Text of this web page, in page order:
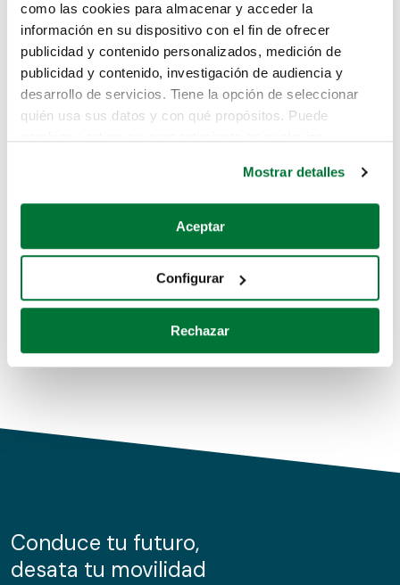
como las cookies para almacenar y acceder la
información en su dispositivo con el fin de ofrecer
publicidad y contenido personalizados, medición de
publicidad y contenido, investigación de audiencia y
desarrollo de servicios. Tiene la opción de seleccionar
quién usa sus datos y con qué propósitos. Puede
Si lo permite, también quisiéramos:
Recopilar información sobre su ubicación geográfica
Identificar su dispositivo analizándolo activamente
para buscar características específicas (huellas
Obtenga más información sobre cómo se procesan sus
de cookies.
información sobre el uso que haga del sitio web con
nuestros partners de redes sociales, publicidad y análisis
Mostrar detalles
Aceptar
Configurar
Rechazar
Lo sentimos, no sabemos como
te hemos traido hasta aquí.
Pero puedes encontrar el coche que estás
buscando en alguno de estos enlaces:
Coches de segunda mano
Coches de km0
Conduce tu futuro,
desata tu movilidad